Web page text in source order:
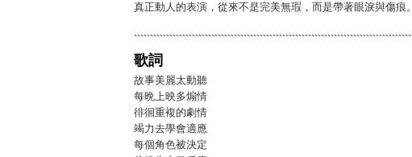
真正動人的表演，從來不是完美無瑕，而是帶著眼淚與傷痕。
歌詞
故事美麗太動聽
每晩上映多煽情
徘徊重複的劇情
竭力去學會適應
每個角色被決定